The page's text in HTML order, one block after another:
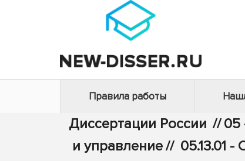
Правила работы
Диссертации России // 05
и управление// 05.13.01